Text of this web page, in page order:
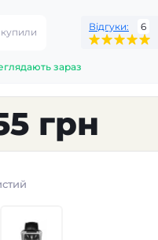
купили Відгуки: 6
зараз
грн